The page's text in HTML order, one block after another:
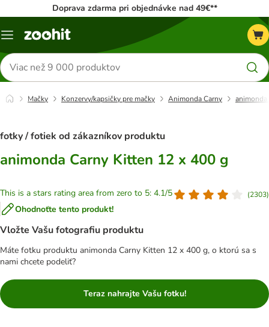
Doprava zdarma pri objednávke nad 49€**
Kategórie
Hľadať
produkty
Mačky Konzervy/kapsičky pre mačky Animonda Carny
fotky / fotiek od zákazníkov produktu
animonda Carny Kitten 12 x 400 g
This is a stars rating area from zero to 5: 4.1/5 (2303)
Ohodnoťte tento produkt!
Vložte Vašu fotografiu produktu
Máte fotku produktu animonda Carny Kitten 12 x 400 g, o ktorú sa s
nami chcete podeliť?
Teraz nahrajte Vašu fotku!